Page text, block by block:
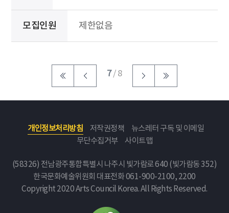
모집인원 제한없음
7/ 8
개인정보처리방침 저작권정책
뉴스레터 구독 및 이메일
무단수집거부
사이트맵
(58326) 전남광주통합특별시 나주시 빛가람로 640 (빛가람동 352)
한국문화예술위원회 대표전화 061-900-2100, 2200
Copyright 2020 Arts Council Korea. All Rights Reserved.